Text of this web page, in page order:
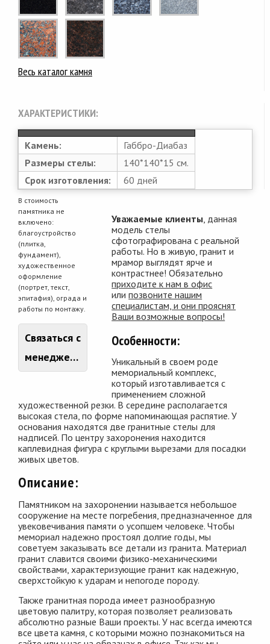
Весь каталог камня
ХАРАКТЕРИСТИКИ:
Камень:
Габбро-Диабаз
Размеры стелы:
140*140*15 см.
Срок изготовления:
60 дней
В стоимость
памятника не
включено:
благоустройство
(плитка,
фундамент),
художественное
оформление
(портрет, текст,
эпитафия), ограда и
работы по монтажу.
Связаться с
менеджером
Уважаемые клиенты , данная
модель стелы
сфотографирована с реальной
работы. Но в живую, гранит и
мрамор выглядят ярче и
контрастнее! Обязательно
приходите к нам в офис
илипозвоните нашим
специалистам, и они прояснят
Ваши возможные вопросы!
Особенности:
Уникальный в своем роде
мемориальный комплекс,
который изготавливается с
применением сложной
художественной резки. В середине располагается
высокая стела, по форме напоминающая распятие. У
основания находятся две гранитные стелы для
надписей. По центру захоронения находится
каплевидная фигура с круглыми вырезами для посадки
живых цветов.
Описание:
Памятником на захоронении называется небольшое
сооружение на месте погребения, предназначенное для
увековечивания памяти о усопшем человеке. Чтобы
мемориал надежно простоял долгие годы, мы
советуем заказывать все детали из гранита. Материал
гранит славится своими физико-механическими
свойствами, характеризующие гранит как надежную,
сверхстойкую к ударам и непогоде породу.
Также гранитная порода имеет разнообразную
цветовую палитру, которая позволяет реализовать
абсолютно разные Ваши проекты. У нас всегда имеются
все цвета камня, с которыми можно познакомиться на